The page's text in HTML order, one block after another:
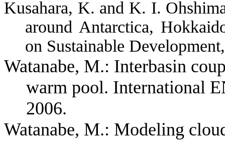
Kusahara, K. and K. I.
around Antarctica,
on Sustainable
Watanabe, M.: Interbasin
warm pool. International
2006.
Watanabe, M.: Modeling